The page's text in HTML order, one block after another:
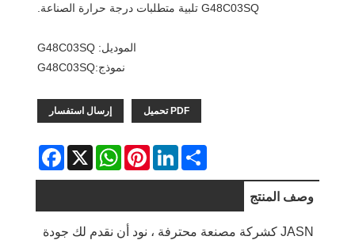
G48C03SQ تلبية متطلبات درجة حرارة الصناعة.
الموديل: G48C03SQ
نموذج:G48C03SQ
إرسال استفسار PDF تحميل
Facebook X
WhatsAppPinterestLinkedInShare
وصف المنتج
JASN كشركة مصنعة محترفة ، نود أن نقدم لك جودة